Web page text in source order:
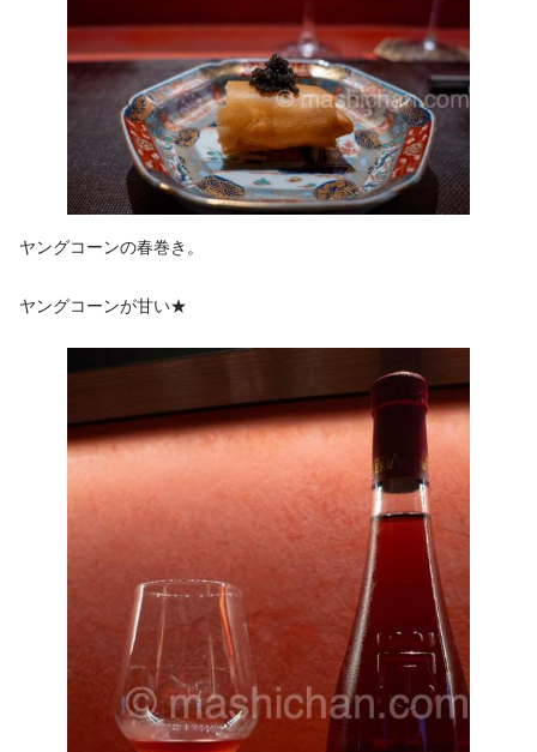
ヤングコーンの春巻き。
ヤングコーンが甘い★